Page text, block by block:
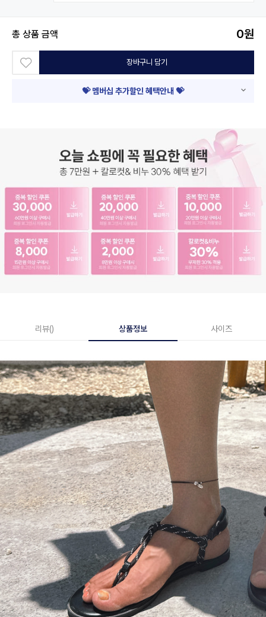
총 상품 금액 0원
장바구니 담기
💝 멤버십 추가할인 혜택안내 💝
리뷰() 상품정보 사이즈